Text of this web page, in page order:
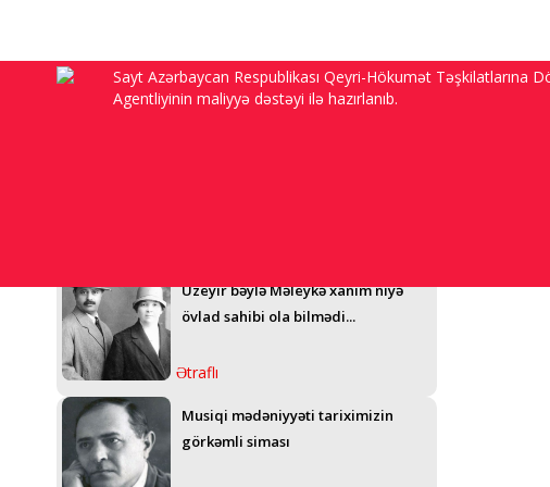
Sayt Azərbaycan Respublikası Qeyri-Hökumət Təşkilatlarına
Agentliyinin maliyyə dəstəyi ilə hazırlanıb.
Bakı 9.2 ℃;
Üzeyir bəylə Məleykə xanım niyə
övlad sahibi ola bilmədi...
Ətraflı
Musiqi mədəniyyəti tariximizin
görkəmli siması